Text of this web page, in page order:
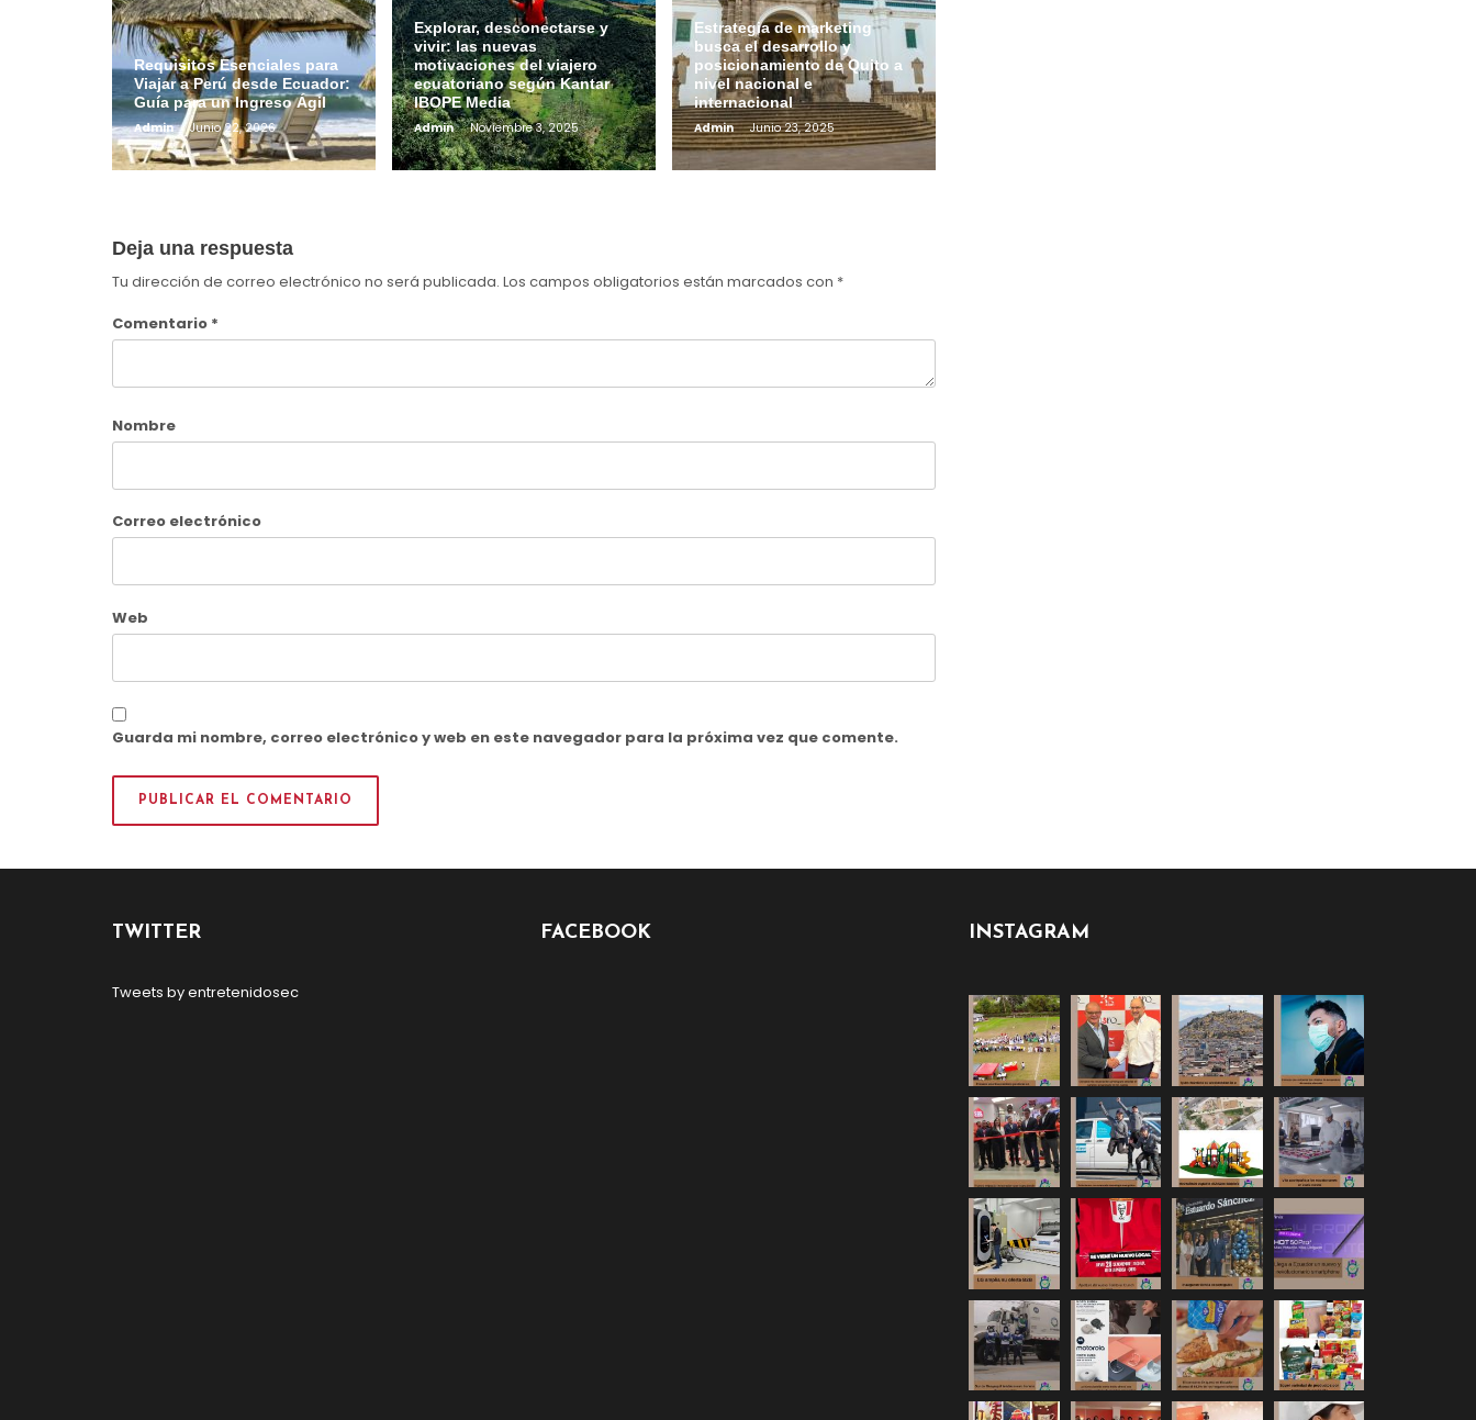
Requisitos Esenciales para
Viajar a Perú desde Ecuador:
Guía para un Ingreso Ágil
Admin Junio 22, 2026
Explorar, desconectarse y
vivir: las nuevas
motivaciones del viajero
ecuatoriano según Kantar
IBOPE Media
Admin Noviembre 3, 2025
Estrategia de marketing
busca el desarrollo y
posicionamiento de Quito a
nivel nacional e
internacional
Admin Junio 23, 2025
Deja una respuesta
Tu dirección de correo electrónico no será publicada. Los campos obligatorios están marcados con *
Comentario *
Nombre
Correo electrónico
Web
Guarda mi nombre, correo electrónico y web en este navegador para la próxima vez que comente.
TWITTER
Tweets by entretenidosec
FACEBOOK INSTAGRAM